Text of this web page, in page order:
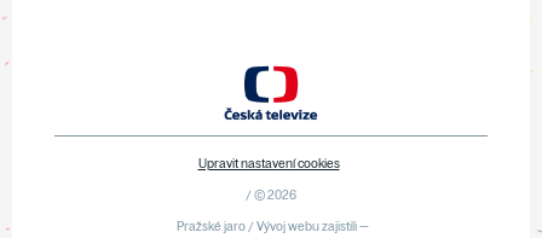
Upravit nastavení cookies
/ © 2026
Pražské jaro / Vývoj webu zajistili —